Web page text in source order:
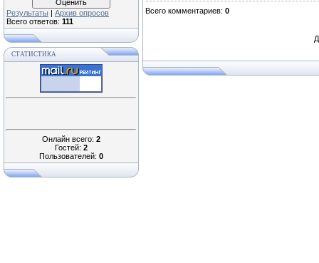
Результаты | Архив опросов
Всего ответов: 111
СТАТИСТИКА
Онлайн всего: 2
Гостей: 2
Пользователей: 0
Всего комментариев: 0